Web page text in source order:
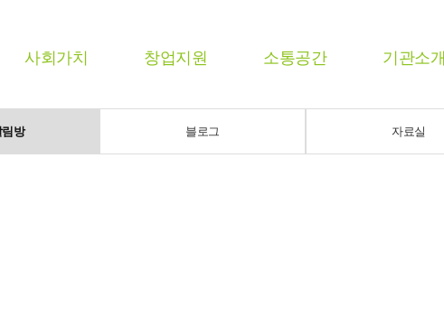
사회가치 창업지원 소통공간 기관소개
방 블로그 자료실